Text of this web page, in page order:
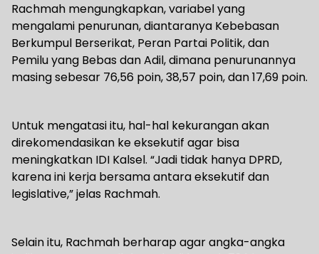
Rachmah mengungkapkan, variabel yang
mengalami penurunan, diantaranya Kebebasan
Berkumpul Berserikat, Peran Partai Politik, dan
Pemilu yang Bebas dan Adil, dimana penurunannya
masing sebesar 76,56 poin, 38,57 poin, dan 17,69 poin.
Untuk mengatasi itu, hal-hal kekurangan akan
direkomendasikan ke eksekutif agar bisa
meningkatkan IDI Kalsel. “Jadi tidak hanya DPRD,
karena ini kerja bersama antara eksekutif dan
legislative,” jelas Rachmah.
Selain itu, Rachmah berharap agar angka-angka